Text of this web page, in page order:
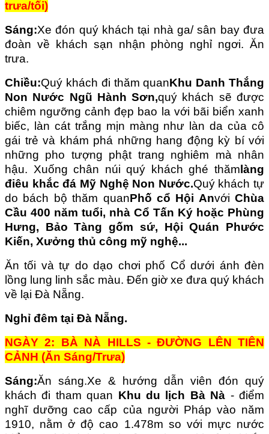
trưa/tối)
Sáng:Xe đón quý khách tại nhà ga/ sân bay đưa
đoàn về khách sạn nhận phòng nghỉ ngơi. Ăn
trưa.
Chiều:Quý khách đi thăm quanKhu Danh Thắng
Non Nước Ngũ Hành Sơn,quý khách sẽ được
chiêm ngưỡng cảnh đẹp bao la với bãi biển xanh
biếc, làn cát trắng mịn màng như làn da của cô
gái trẻ và khám phá những hang động kỳ bí với
những pho tượng phật trang nghiêm mà nhân
hậu. Xuống chân núi quý khách ghé thămlàng
điêu khắc đá Mỹ Nghệ Non Nước.Quý khách tự
do bách bộ thăm quanPhố cổ Hội Anvới Chùa
Cầu 400 năm tuổi, nhà Cổ Tấn Ký hoặc Phùng
Hưng, Bảo Tàng gốm sứ, Hội Quán Phước
Kiến, Xưởng thủ công mỹ nghệ...
Ăn tối và tự do dạo chơi phố Cổ dưới ánh đèn
lồng lung linh sắc màu. Đến giờ xe đưa quý khách
về lại Đà Nẵng.
Nghỉ đêm tại Đà Nẵng.
NGÀY 2: BÀ NÀ HILLS - ĐƯỜNG LÊN TIÊN
CẢNH (Ăn Sáng/Trưa)
Sáng:Ăn sáng.Xe & hướng dẫn viên đón quý
khách đi tham quan Khu du lịch Bà Nà - điểm
nghĩ dưỡng cao cấp của người Pháp vào năm
1910, nằm ở độ cao 1.478m so với mực nước